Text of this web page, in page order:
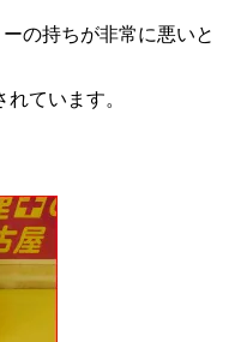
の持ちが非常に悪いと
ています。